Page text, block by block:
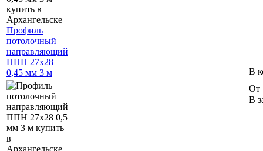
Профиль
потолочный
направляющий
ППН 27х28
0,45 мм 3 м
В
От
В